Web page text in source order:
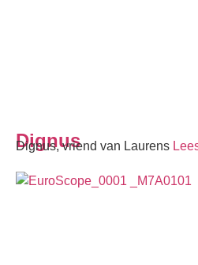
Dignus
Dignus, vriend van Laurens